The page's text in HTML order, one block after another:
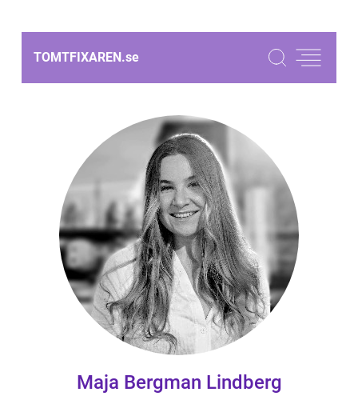
TOMTFIXAREN.se
Maja Bergman Lindberg